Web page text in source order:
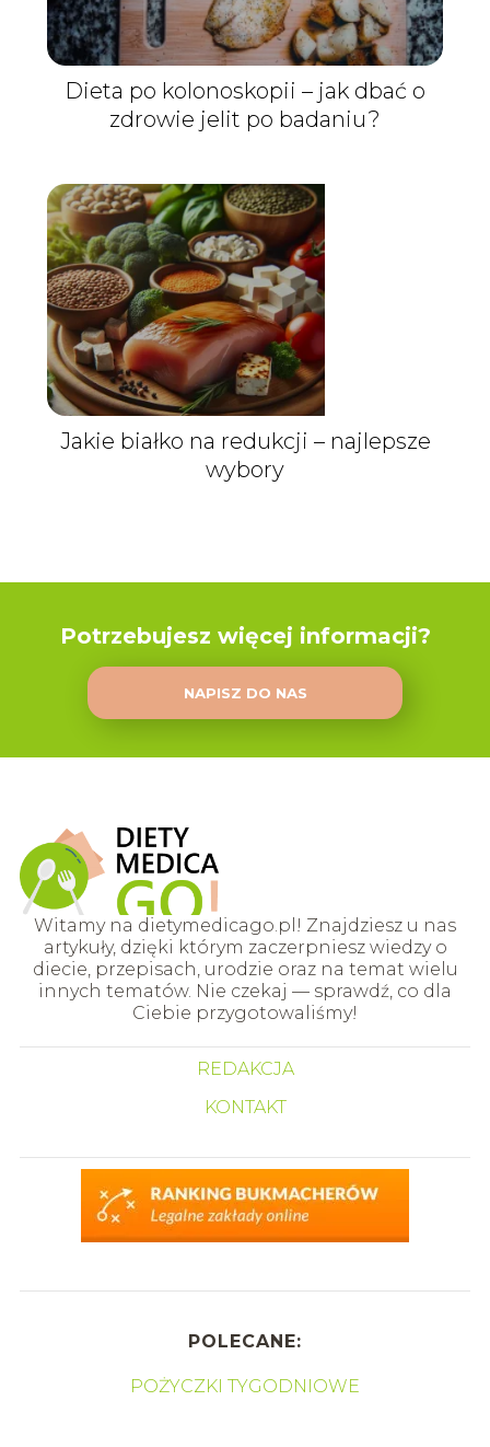
Dieta po kolonoskopii – jak dbać o
zdrowie jelit po badaniu?
Jakie białko na redukcji – najlepsze
wybory
Potrzebujesz więcej informacji?
NAPISZ DO NAS
Witamy na dietymedicago.pl! Znajdziesz u nas
artykuły, dzięki którym zaczerpniesz wiedzy o
diecie, przepisach, urodzie oraz na temat wielu
innych tematów. Nie czekaj — sprawdź, co dla
Ciebie przygotowaliśmy!
REDAKCJA
KONTAKT
POLECANE:
POŻYCZKI TYGODNIOWE